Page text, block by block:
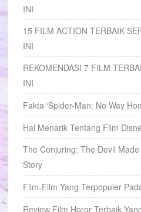
INI
15 FILM ACTION TERBAIK
INI
REKOMENDASI 7 FILM
INI
Fakta ‘Spider-Man: No Way
Hal Menarik Tentang Film
The Conjuring: The Devil
Story
Film-Film Yang Terpopuler
Review Film Horor Terbaik